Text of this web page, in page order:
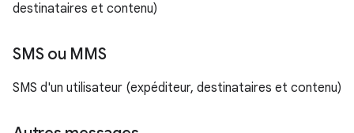
destinataires et contenu)
SMS ou MMS
SMS d'un utilisateur (expéditeur, destinataires et contenu)